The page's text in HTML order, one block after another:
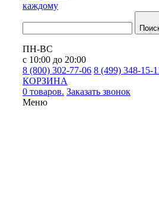
каждому
ПН-ВС
с 10:00 до 20:00
8 (800) 302-77-06 8 (499) 348-15-
КОРЗИНА
0 товаров. Заказать звонок
Меню